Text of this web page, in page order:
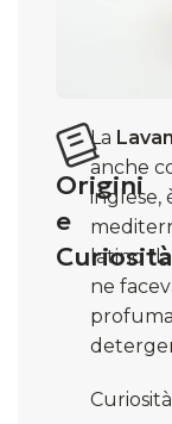
Origini
e
Curiosità
La
anche
inglese,
latino
ne